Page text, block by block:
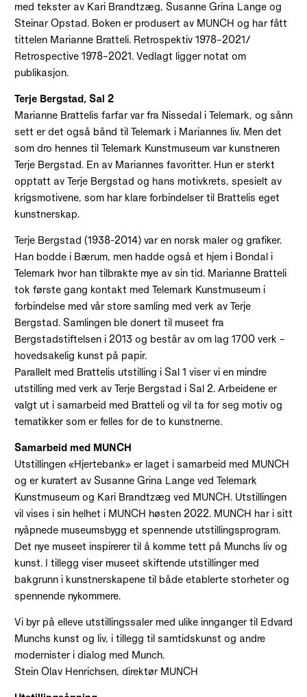
med tekster av Kari Brandtzæg, Susanne Grina Lange og
Steinar Opstad. Boken er produsert av MUNCH og har fått
tittelen Marianne Bratteli. Retrospektiv 1978–2021/
Retrospective 1978–2021. Vedlagt ligger notat om
publikasjon.
Terje Bergstad, Sal 2
Marianne Brattelis farfar var fra Nissedal i Telemark, og sånn
sett er det også bånd til Telemark i Mariannes liv. Men det
som dro hennes til Telemark Kunstmuseum var kunstneren
Terje Bergstad. En av Mariannes favoritter. Hun er sterkt
opptatt av Terje Bergstad og hans motivkrets, spesielt av
krigsmotivene, som har klare forbindelser til Brattelis eget
kunstnerskap.
Terje Bergstad (1938-2014) var en norsk maler og grafiker.
Han bodde i Bærum, men hadde også et hjem i Bondal i
Telemark hvor han tilbrakte mye av sin tid. Marianne Bratteli
tok første gang kontakt med Telemark Kunstmuseum i
forbindelse med vår store samling med verk av Terje
Bergstad. Samlingen ble donert til museet fra
Bergstadstiftelsen i 2013 og består av om lag 1700 verk –
hovedsakelig kunst på papir.
Parallelt med Brattelis utstilling i Sal 1 viser vi en mindre
utstilling med verk av Terje Bergstad i Sal 2. Arbeidene er
valgt ut i samarbeid med Bratteli og vil ta for seg motiv og
tematikker som er felles for de to kunstnerne.
Samarbeid med MUNCH
Utstillingen «Hjertebank» er laget i samarbeid med MUNCH
og er kuratert av Susanne Grina Lange ved Telemark
Kunstmuseum og Kari Brandtzæg ved MUNCH. Utstillingen
vil vises i sin helhet i MUNCH høsten 2022. MUNCH har i sitt
nyåpnede museumsbygg et spennende utstillingsprogram.
Det nye museet inspirerer til å komme tett på Munchs liv og
kunst. I tillegg viser museet skiftende utstillinger med
bakgrunn i kunstnerskapene til både etablerte storheter og
spennende nykommere.
Vi byr på elleve utstillingssaler med ulike innganger til Edvard
Munchs kunst og liv, i tillegg til samtidskunst og andre
modernister i dialog med Munch.
Stein Olav Henrichsen, direktør MUNCH